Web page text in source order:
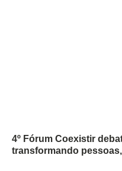
4º Fórum Coexistir
transformando